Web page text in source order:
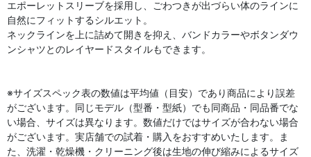
エポーレットスリーブを採用し、ごわつきが出づらい体のラインに
自然にフィットするシルエット。
ネックラインを上に詰めて開きを抑え、バンドカラーやボタンダウ
ンシャツとのレイヤードスタイルもできます。
※サイズスペック表の数値は平均値（目安）であり商品により誤差
がございます。同じモデル（型番・型紙）でも同商品・同品番でな
い場合、サイズは異なります。数値だけではサイズが合わない場合
がございます。実店舗での試着・購入をおすすめいたします。ま
た、洗濯・乾燥機・クリーニング後は生地の伸び縮みによるサイズ